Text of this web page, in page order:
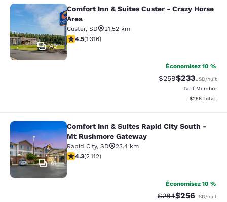
Comfort Inn & Suites Custer -
49
Comfort Inn & Suites Custer - Crazy Horse
Area
Custer, SD
21.52 km
4.49 étoiles. Excellent. 1316 commentaires
4.5(1 316)
Économisez 10 %
Tarif barré :
$259Tarif réduit :
$233USD/nuit
Tarif Membre
Afficher les
$256 total
Comfort Inn & Suites Rapid City
41
Comfort Inn & Suites Rapid City South -
Mt Rushmore Gateway
Rapid City, SD
23.4 km
4.34 étoiles. Excellent. 2112 commentaires
4.3(2 112)
Économisez 10 %
Tarif barré :
$284Tarif réduit :
$256USD/nuit